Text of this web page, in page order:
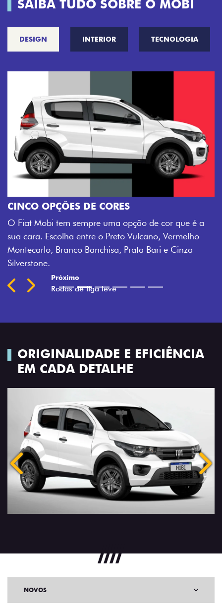
SAIBA TUDO SOBRE O MOBI
DESIGN INTERIOR TECNOLOGIA
de cor que é a
Vermelho
Bari e Cinza
RODAS DE LIGA LEVE
Perto do chão, longe do básico: para
Trekking mais preparado para
adicionar as rodas de 14”, com uma
exclusiva, Preto Ghana.
ORIGINALIDADE E EFICIÊNCIA
EM CADA DETALHE
Anterior
NOVOS